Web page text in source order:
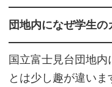
団地内になぜ学生の
国立富士見台団地
とは少し趣が違い